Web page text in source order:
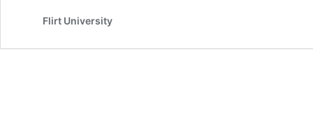
Flirt University